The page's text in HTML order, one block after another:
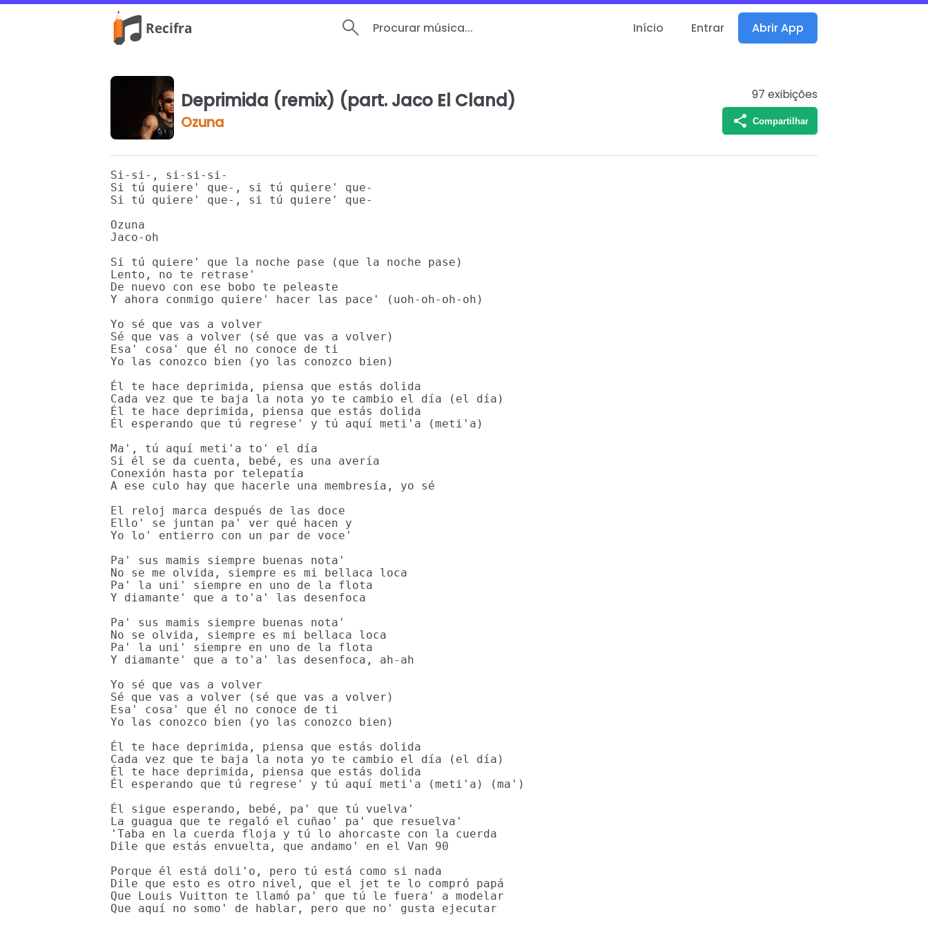
Procurar música... Início Entrar Abrir App
Deprimida (remix) (part. Jaco El Cland)
Ozuna
97 exibições
Compartilhar
Si-si-, si-si-si-
Si tú quiere' que-, si tú quiere' que-
Si tú quiere' que-, si tú quiere' que-
Ozuna
Jaco-oh
Si tú quiere' que la noche pase (que la noche pase)
Lento, no te retrase'
De nuevo con ese bobo te peleaste
Y ahora conmigo quiere' hacer las pace' (uoh-oh-oh-oh)
Yo sé que vas a volver
Sé que vas a volver (sé que vas a volver)
Esa' cosa' que él no conoce de ti
Yo las conozco bien (yo las conozco bien)
Él te hace deprimida, piensa que estás dolida
Cada vez que te baja la nota yo te cambio el día (el día)
Él te hace deprimida, piensa que estás dolida
Él esperando que tú regrese' y tú aquí meti'a (meti'a)
Ma', tú aquí meti'a to' el día
Si él se da cuenta, bebé, es una avería
Conexión hasta por telepatía
A ese culo hay que hacerle una membresía, yo sé
El reloj marca después de las doce
Ello' se juntan pa' ver qué hacen y
Yo lo' entierro con un par de voce'
Pa' sus mamis siempre buenas nota'
No se me olvida, siempre es mi bellaca loca
Pa' la uni' siempre en uno de la flota
Y diamante' que a to'a' las desenfoca
Pa' sus mamis siempre buenas nota'
No se olvida, siempre es mi bellaca loca
Pa' la uni' siempre en uno de la flota
Y diamante' que a to'a' las desenfoca, ah-ah
Yo sé que vas a volver
Sé que vas a volver (sé que vas a volver)
Esa' cosa' que él no conoce de ti
Yo las conozco bien (yo las conozco bien)
Él te hace deprimida, piensa que estás dolida
Cada vez que te baja la nota yo te cambio el día (el día)
Él te hace deprimida, piensa que estás dolida
Él esperando que tú regrese' y tú aquí meti'a (meti'a) (ma')
Él sigue esperando, bebé, pa' que tú vuelva'
La guagua que te regaló el cuñao' pa' que resuelva'
'Taba en la cuerda floja y tú lo ahorcaste con la cuerda
Dile que estás envuelta, que andamo' en el Van 90
Porque él está doli'o, pero tú está como si nada
Dile que esto es otro nivel, que el jet te lo compró papá
Que Louis Vuitton te llamó pa' que tú le fuera' a modelar
Que aquí no somo' de hablar, pero que no' gusta ejecutar